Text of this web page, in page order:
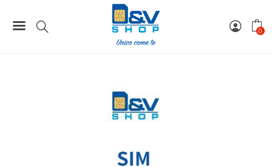
0
SIM Tim Numero Facile 333X556566 Da Attivare